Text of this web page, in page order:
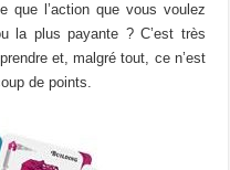
que l’action que vous voulez
la plus payante ? C’est très
et, malgré tout, ce n’est
de points.